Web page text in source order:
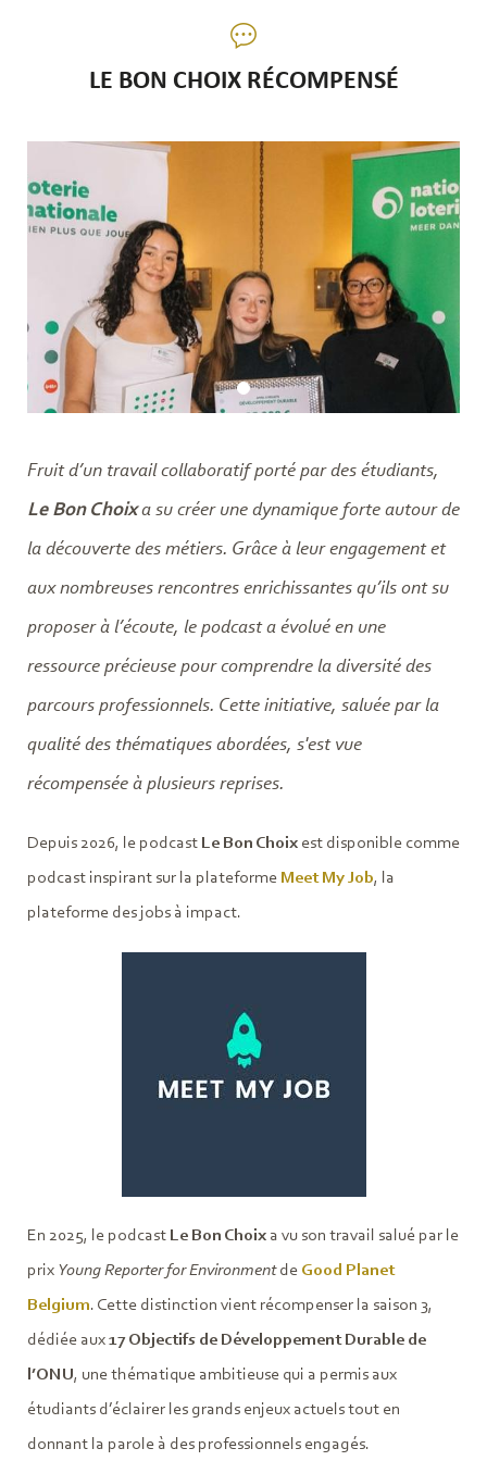
LE BON CHOIX RÉCOMPENSÉ
Fruit d’un travail collaboratif porté par des étudiants,
Le Bon Choixa su créer une dynamique forte autour de
la découverte des métiers. Grâce à leur engagement et
aux nombreuses rencontres enrichissantes qu’ils ont su
proposer à l’écoute, le podcast a évolué en une
ressource précieuse pour comprendre la diversité des
parcours professionnels. Cette initiative, saluée par la
qualité des thématiques abordées, s'est vue
récompensée à plusieurs reprises.
Depuis 2026, le podcast Le Bon Choix est disponible comme
podcast inspirant sur la plateforme Meet My Job, la
plateforme des jobs à impact.
En 2025, le podcast Le Bon Choix a vu son travail salué par le
prix Young Reporter for Environmentde Good Planet
Belgium. Cette distinction vient récompenser la saison 3,
dédiée aux17 Objectifs de Développement Durable de
l’ONU, une thématique ambitieuse qui a permis aux
étudiants d’éclairer les grands enjeux actuels tout en
donnant la parole à des professionnels engagés.